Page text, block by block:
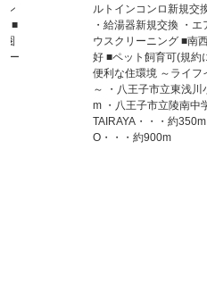
ン
■
圏
ー
ルトインコンロ新規交
・給湯器新規交換 ・
ウスクリーニング ■南
好 ■ペット飼育可(規約
便利な住環境 ～ライフ
～ ・八王子市立東浅
m ・八王子市立陵南中
TAIRAYA・・・約
O・・・約900m